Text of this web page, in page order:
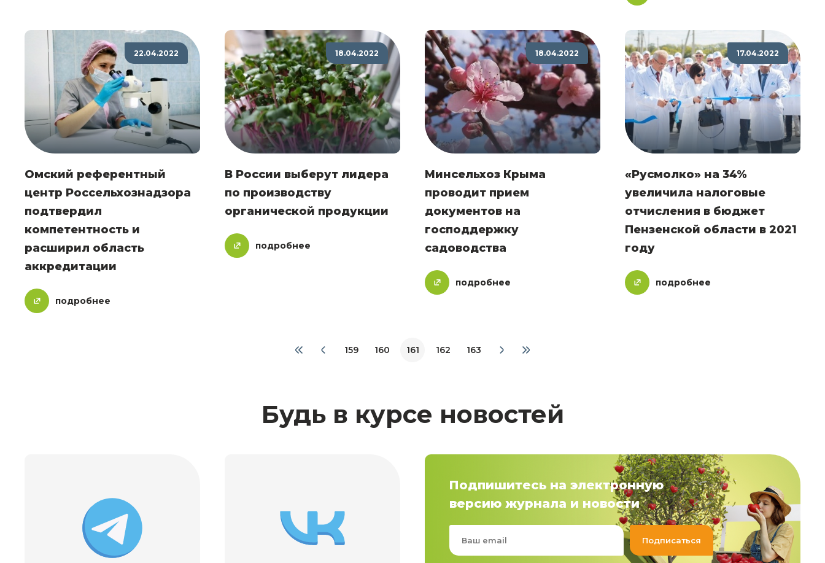
22.04.2022
Омский референтный
центр Россельхознадзора
подтвердил
компетентность и
расширил область
аккредитации
подробнее
18.04.2022
В России выберут лидера
по производству
органической продукции
подробнее
18.04.2022
Минсельхоз Крыма
проводит прием
документов на
господдержку
садоводства
подробнее
17.04.2022
«Русмолко» на 34%
увеличила налоговые
отчисления в бюджет
Пензенской области в 2021
году
подробнее
159 160 161 162 163
Будь в курсе новостей
Подпишитесь на электронную
версию журнала и новости